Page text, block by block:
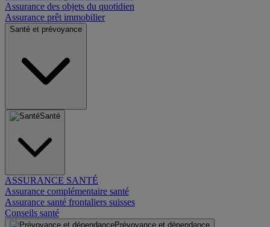
Assurance des objets du quotidien
Assurance prêt immobilier
Santé et prévoyance
Santé
ASSURANCE SANTÉ
Assurance complémentaire santé
Assurance santé frontaliers suisses
Conseils santé
Prévoyance et dépendance